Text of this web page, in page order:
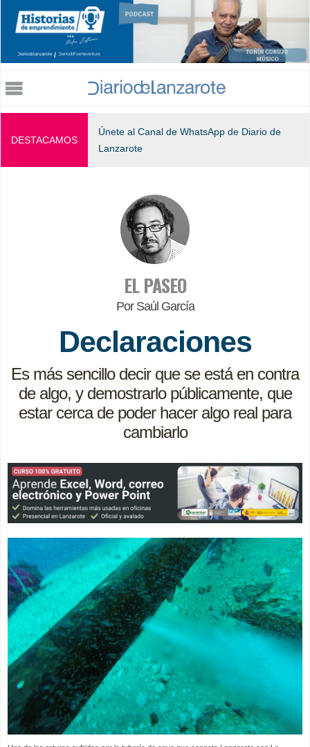
Jump to navigation
DESTACAMOS
Únete al Canal de WhatsApp de Diario de
Lanzarote
EL PASEO
Por Saúl García
Declaraciones
Es más sencillo decir que se está en contra
de algo, y demostrarlo públicamente, que
estar cerca de poder hacer algo real para
cambiarlo